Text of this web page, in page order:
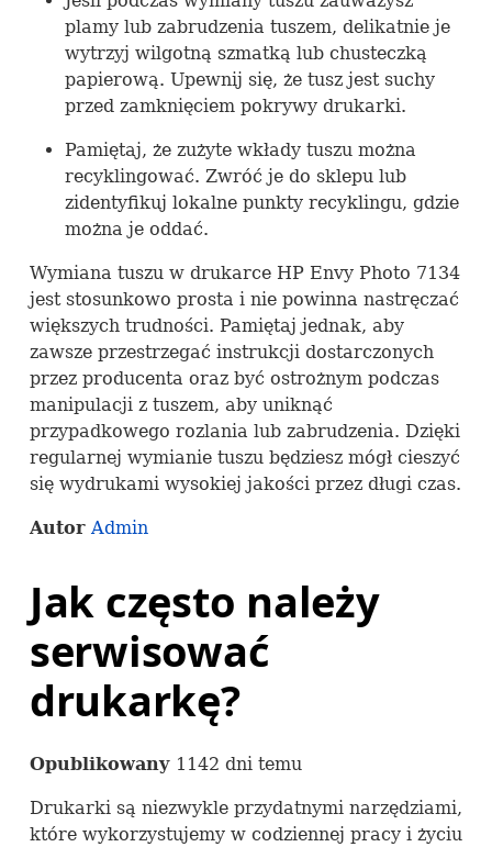
plamy lub zabrudzenia tuszem, delikatnie je
wytrzyj wilgotną szmatką lub chusteczką
papierową. Upewnij się, że tusz jest suchy
przed zamknięciem pokrywy drukarki.
Pamiętaj, że zużyte wkłady tuszu można
recyklingować. Zwróć je do sklepu lub
zidentyfikuj lokalne punkty recyklingu, gdzie
można je oddać.
Wymiana tuszu w drukarce HP Envy Photo 7134
jest stosunkowo prosta i nie powinna nastręczać
większych trudności. Pamiętaj jednak, aby
zawsze przestrzegać instrukcji dostarczonych
przez producenta oraz być ostrożnym podczas
manipulacji z tuszem, aby uniknąć
przypadkowego rozlania lub zabrudzenia. Dzięki
regularnej wymianie tuszu będziesz mógł cieszyć
się wydrukami wysokiej jakości przez długi czas.
AutorAdmin
Jak często należy
serwisować
drukarkę?
Opublikowany 1142 dni temu
Drukarki są niezwykle przydatnymi narzędziami,
które wykorzystujemy w codziennej pracy i życiu